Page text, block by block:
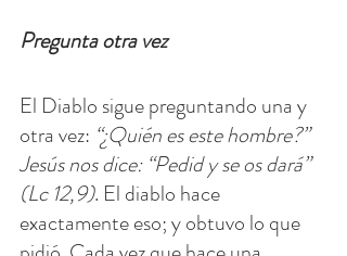
Pregunta otra vez
El Diablo sigue preguntando una y
otra vez: “¿Quién es este hombre?”
Jesús nos dice: “Pedid y se os dará”
(Lc 12,9). El diablo hace
exactamente eso; y obtuvo lo que